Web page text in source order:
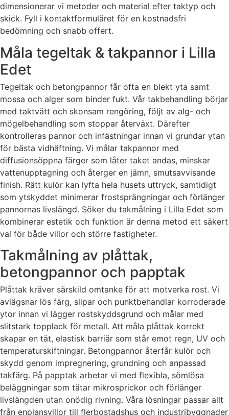
dimensionerar vi metoder och material efter taktyp och
skick. Fyll i kontaktformuläret för en kostnadsfri
bedömning och snabb offert.
Måla tegeltak & takpannor i Lilla
Edet
Tegeltak och betongpannor får ofta en blekt yta samt
mossa och alger som binder fukt. Vår takbehandling börjar
med taktvätt och skonsam rengöring, följt av alg- och
mögelbehandling som stoppar återväxt. Därefter
kontrolleras pannor och infästningar innan vi grundar ytan
för bästa vidhäftning. Vi målar takpannor med
diffusionsöppna färger som låter taket andas, minskar
vattenupptagning och återger en jämn, smutsavvisande
finish. Rätt kulör kan lyfta hela husets uttryck, samtidigt
som ytskyddet minimerar frostsprängningar och förlänger
pannornas livslängd. Söker du takmålning i Lilla Edet som
kombinerar estetik och funktion är denna metod ett säkert
val för både villor och större fastigheter.
Takmålning av plåttak,
betongpannor och papptak
Plåttak kräver särskild omtanke för att motverka rost. Vi
avlägsnar lös färg, slipar och punktbehandlar korroderade
ytor innan vi lägger rostskyddsgrund och målar med
slitstark topplack för metall. Att måla plåttak korrekt
skapar en tät, elastisk barriär som står emot regn, UV och
temperaturskiftningar. Betongpannor återfår kulör och
skydd genom impregnering, grundning och anpassad
takfärg. På papptak arbetar vi med flexibla, sömlösa
beläggningar som tätar mikrosprickor och förlänger
livslängden utan onödig rivning. Våra lösningar passar allt
från enplansvillor till flerbostadshus och industribyggnader